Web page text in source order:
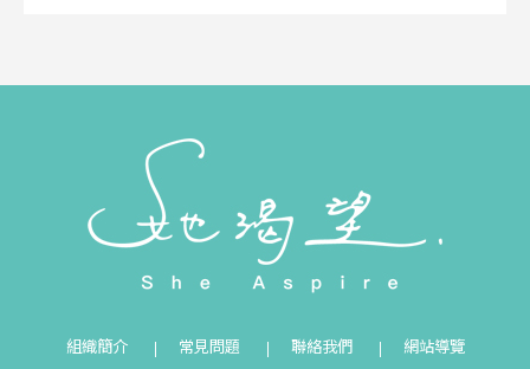
組織簡介 常見問題 聯絡我們
網站導覽